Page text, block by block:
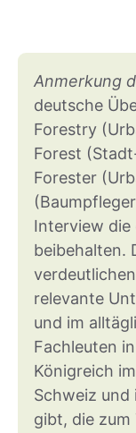
Anmerkung
deutsche
Forestry
Forest
Forester
Interview die
beibehalten.
relevante
und im
Fachleuten
Königreich
Schweiz und
gibt, die zum